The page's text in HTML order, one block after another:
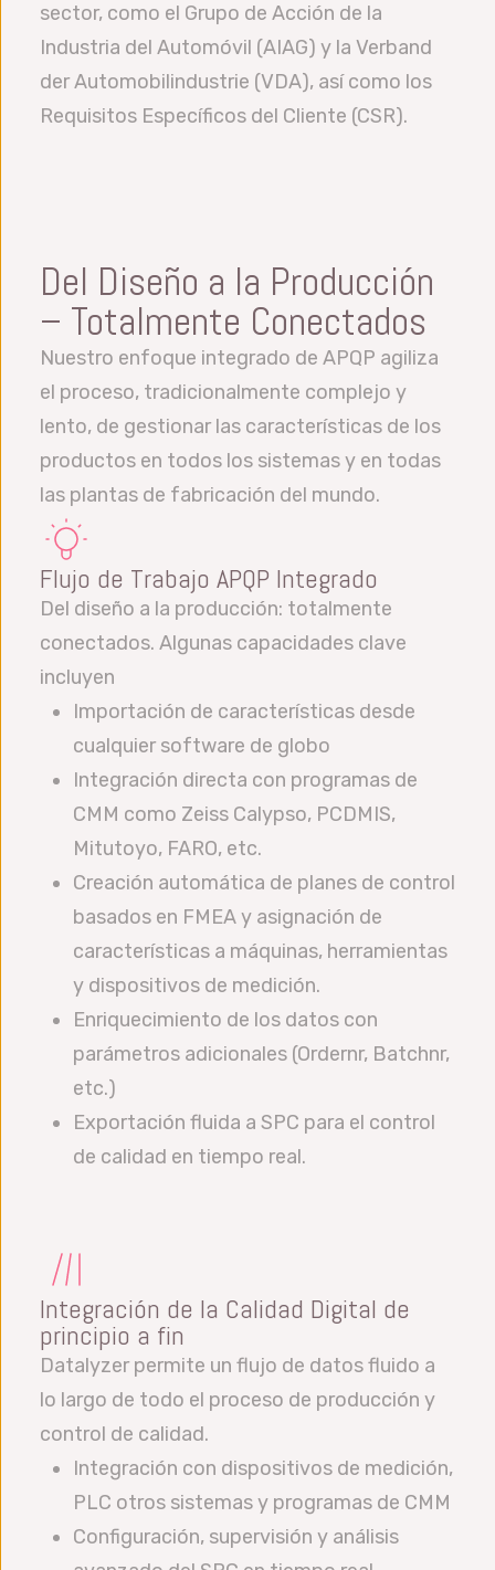
sector, como el Grupo de Acción de la
Industria del Automóvil (AIAG) y la Verband
der Automobilindustrie (VDA), así como los
Requisitos Específicos del Cliente (CSR).
Del Diseño a la Producción
– Totalmente Conectados
Nuestro enfoque integrado de APQP agiliza
el proceso, tradicionalmente complejo y
lento, de gestionar las características de los
productos en todos los sistemas y en todas
las plantas de fabricación del mundo.
Flujo de Trabajo APQP Integrado
Del diseño a la producción: totalmente
conectados. Algunas capacidades clave
incluyen
Importación de características desde
cualquier software de globo
Integración directa con programas de
CMM como Zeiss Calypso, PCDMIS,
Mitutoyo, FARO, etc.
Creación automática de planes de control
basados en FMEA y asignación de
características a máquinas, herramientas
y dispositivos de medición.
Enriquecimiento de los datos con
parámetros adicionales (Ordernr, Batchnr,
etc.)
Exportación fluida a SPC para el control
de calidad en tiempo real.
Integración de la Calidad Digital de
principio a fin
Datalyzer permite un flujo de datos fluido a
lo largo de todo el proceso de producción y
control de calidad.
Integración con dispositivos de medición,
PLC otros sistemas y programas de CMM
Configuración, supervisión y análisis